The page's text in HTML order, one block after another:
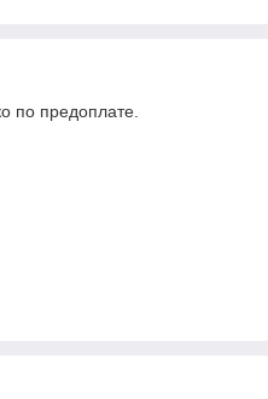
по предоплате.